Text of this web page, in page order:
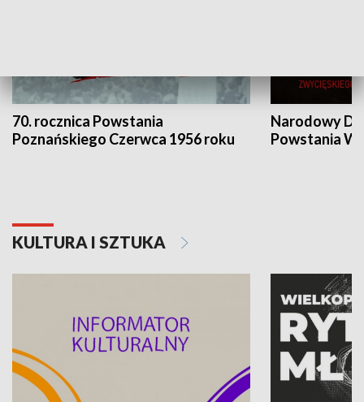
70. rocznica Powstania
Poznańskiego Czerwca 1956 roku
Narodowy
Powstania
KULTURA I SZTUKA